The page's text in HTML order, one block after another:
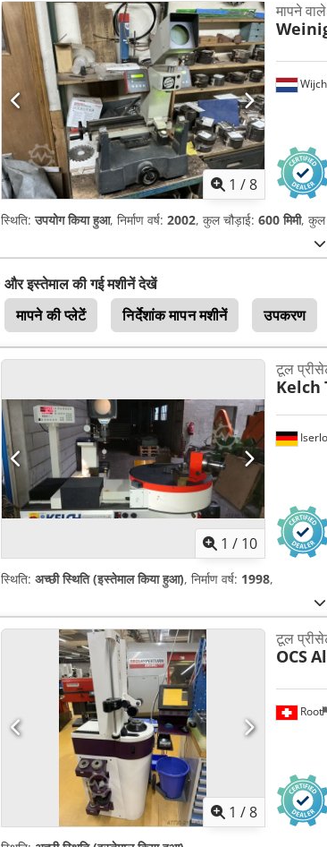
1 /8
मापने
स्थिति:उपयोग किया हुआ, निर्माण वर्ष: 2002, कुल चौड़ाई: 600 मिमी, कुल
और इस्तेमाल की गई मशीनें देखें
मापने की प्लेटें
निर्देशांक मापन मशीनें उपकरण
1 / 10
टूल
Kelch
स्थिति: अच्छी स्थिति (इस्तेमाल किया हुआ), निर्माण वर्ष: 1998,
1 /8
Root
टूल
OCS